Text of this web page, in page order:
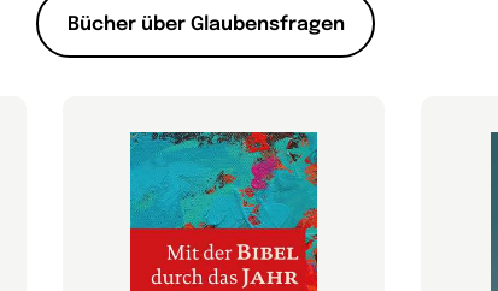
Bücher über Glaubensfragen